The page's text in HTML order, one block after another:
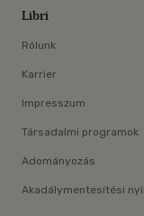
Libri
Rólunk
Karrier
Impresszum
Társadalmi programok
Adományozás
Akadálymentesítési